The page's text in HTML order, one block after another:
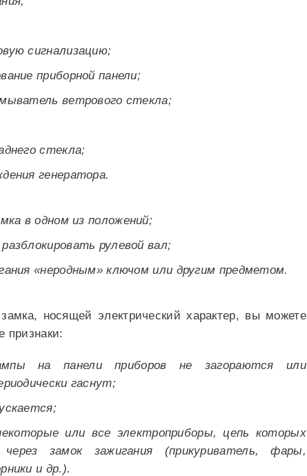
сигнализацию;
приборной панели;
ветрового стекла;
стекла;
генератора.
в одном из положений;
рулевой вал;
«неродным» ключом или другим предметом.
носящей электрический характер, вы можете
признаки:
на панели приборов не загораются или
гаснут;
или все электроприборы, цепь которых
замок зажигания (прикуриватель, фары,
и др.).